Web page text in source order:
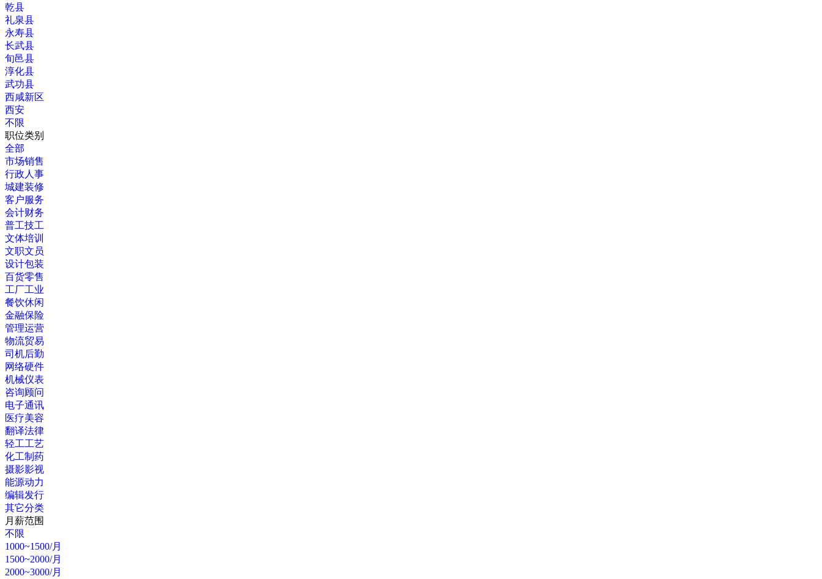
乾县
礼泉县
永寿县
长武县
旬邑县
淳化县
武功县
西咸新区
西安
不限
职位类别
全部
市场销售
行政人事
城建装修
客户服务
会计财务
普工技工
文体培训
文职文员
设计包装
百货零售
工厂工业
餐饮休闲
金融保险
管理运营
物流贸易
司机后勤
网络硬件
机械仪表
咨询顾问
电子通讯
医疗美容
翻译法律
轻工工艺
化工制药
摄影影视
能源动力
编辑发行
其它分类
月薪范围
不限
1000~1500/月
1500~2000/月
2000~3000/月